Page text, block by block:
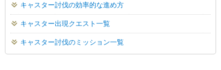
キャスター討伐の効率的な進め方
キャスター出現クエスト一覧
キャスター討伐のミッション一覧